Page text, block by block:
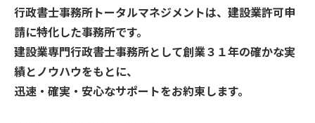
行政書士事務所トータルマネジメントは、建設業許可申
請に特化した事務所です。
建設業専門行政書士事務所として創業３１年の確かな実
績とノウハウをもとに、
迅速・確実・安心なサポートをお約束します。